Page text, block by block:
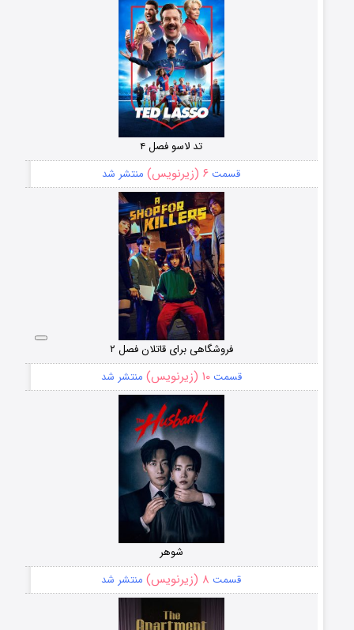
تد لاسو فصل ۴
قسمت ۶ (زیرنویس) منتشر شد
فروشگاهی برای قاتلان فصل ۲
قسمت۱۰ (زیرنویس) منتشر شد
شوهر
قسمت ۸ (زیرنویس) منتشر شد